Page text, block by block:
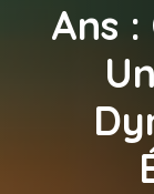
Ans :